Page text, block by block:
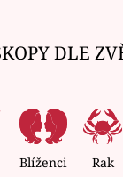
DLE
Blíženci Rak